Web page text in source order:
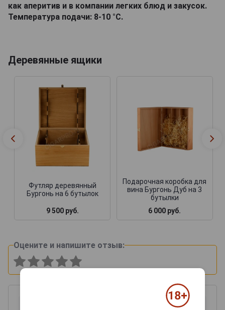
как аперитив и в компании легких блюд и закусок.
Температура подачи: 8-10 °C.
Деревянные ящики
Футляр деревянный
Бургонь на 6 бутылок
9 500 руб.
Подарочная коробка для
вина Бургонь Дуб на 3
бутылки
6 000 руб.
Оцените и напишите отзыв: